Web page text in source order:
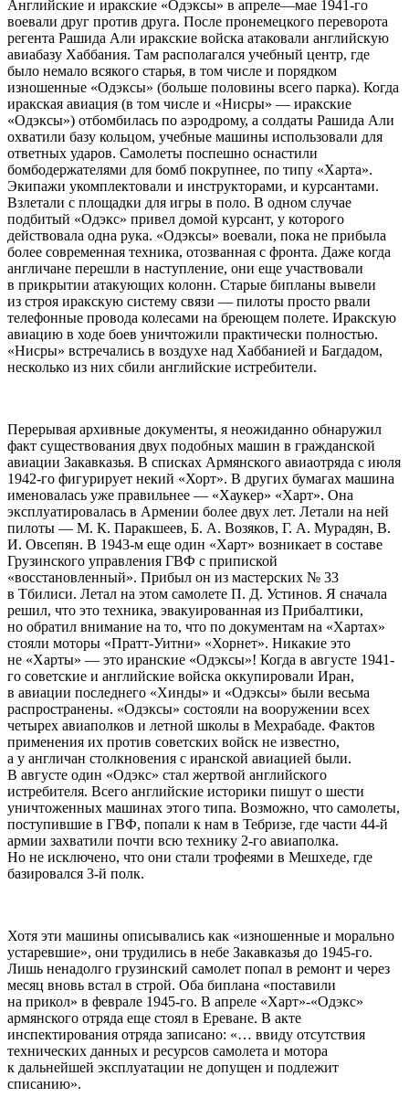
Английские и иракские «Одэксы» в апреле—мае 1941-го
воевали друг против друга. После пронемецкого переворота
регента Рашида Али иракские войска атаковали английскую
авиабазу Хаббания. Там располагался учебный центр, где
было немало всякого старья, в том числе и порядком
изношенные «Одэксы» (больше половины всего парка). Когда
иракская авиация (в том числе и «Нисры» — иракские
«Одэксы») отбомбилась по аэродрому, а солдаты Рашида Али
охватили базу кольцом, учебные машины использовали для
ответных ударов. Самолеты поспешно оснастили
бомбодержателями для бомб покрупнее, по типу «Харта».
Экипажи укомплектовали и инструкторами, и курсантами.
Взлетали с площадки для игры в поло. В одном случае
подбитый «Одэкс» привел домой курсант, у которого
действовала одна рука. «Одэксы» воевали, пока не прибыла
более современная техника, отозванная с фронта. Даже когда
англичане перешли в наступление, они еще участвовали
в прикрытии атакующих колонн. Старые бипланы вывели
из строя иракскую систему связи — пилоты просто рвали
телефонные провода колесами на бреющем полете. Иракскую
авиацию в ходе боев уничтожили практически полностью.
«Нисры» встречались в воздухе над Хаббанией и Багдадом,
несколько из них сбили английские истребители.
Перерывая архивные документы, я неожиданно обнаружил
факт существования двух подобных машин в гражданской
авиации Закавказья. В списках Армянского авиаотряда с июля
1942-го фигурирует некий «Хорт». В других бумагах машина
именовалась уже правильнее — «Хаукер» «Харт». Она
эксплуатировалась в Армении более двух лет. Летали на ней
пилоты — М. К. Паракшеев, Б. А. Возяков, Г. А. Мурадян, В.
И. Овсепян. В 1943-м еще один «Харт» возникает в составе
Грузинского управления ГВФ с припиской
«восстановленный». Прибыл он из мастерских № 33
в Тбилиси. Летал на этом самолете П. Д. Устинов. Я сначала
решил, что это техника, эвакуированная из Прибалтики,
но обратил внимание на то, что по документам на «Хартах»
стояли моторы «Пратт-Уитни» «Хорнет». Никакие это
не «Харты» — это иранские «Одэксы»! Когда в августе 1941-
го советские и английские войска оккупировали Иран,
в авиации последнего «Хинды» и «Одэксы» были весьма
распространены. «Одэксы» состояли на вооружении всех
четырех авиаполков и летной школы в Мехрабаде. Фактов
применения их против советских войск не известно,
а у англичан столкновения с иранской авиацией были.
В августе один «Одэкс» стал жертвой английского
истребителя. Всего английские историки пишут о шести
уничтоженных машинах этого типа. Возможно, что самолеты,
поступившие в ГВФ, попали к нам в Тебризе, где части 44-й
армии захватили почти всю технику 2-го авиаполка.
Но не исключено, что они стали трофеями в Мешхеде, где
базировался 3-й полк.
Хотя эти машины описывались как «изношенные и морально
устаревшие», они трудились в небе Закавказья до 1945-го.
Лишь ненадолго грузинский самолет попал в ремонт и через
месяц вновь встал в строй. Оба биплана «поставили
на прикол» в феврале 1945-го. В апреле «Харт»-«Одэкс»
армянского отряда еще стоял в Ереване. В акте
инспектирования отряда записано: «… ввиду отсутствия
технических данных и ресурсов самолета и мотора
к дальнейшей эксплуатации не допущен и подлежит
списанию».